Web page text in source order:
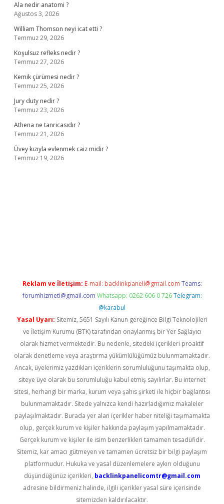
Ala nedir anatomi ?
Ağustos 3, 2026
William Thomson neyi icat etti ?
Temmuz 29, 2026
Koşulsuz refleks nedir ?
Temmuz 27, 2026
Kemik çürümesi nedir ?
Temmuz 25, 2026
Jury duty nedir ?
Temmuz 23, 2026
Athena ne tanricasıdır ?
Temmuz 21, 2026
Üvey kızıyla evlenmek caiz midir ?
Temmuz 19, 2026
Reklam ve İletişim: E-mail: backlinkpaneli@gmail.com Teams:
forumhizmeti@gmail.com Whatsapp: 0262 606 0 726 Telegram:
@karabul
Yasal Uyarı: Sitemiz, 5651 Sayılı Kanun gereğince Bilgi Teknolojileri
ve İletişim Kurumu (BTK) tarafından onaylanmış bir Yer Sağlayıcı
olarak hizmet vermektedir. Bu nedenle, sitedeki içerikleri proaktif
olarak denetleme veya araştırma yükümlülüğümüz bulunmamaktadır.
Ancak, üyelerimiz yazdıkları içeriklerin sorumluluğunu taşımakta olup,
siteye üye olarak bu sorumluluğu kabul etmiş sayılırlar. Bu internet
sitesi, herhangi bir marka, kurum veya şahıs şirketi ile hiçbir bağlantısı
bulunmamaktadır. Sitede yalnızca kendi hazırladığımız makaleler
paylaşılmaktadır. Burada yer alan içerikler haber niteliği taşımamakta
olup, gerçek kurum ve kişiler hakkında paylaşım yapılmamaktadır.
Gerçek kurum ve kişiler ile isim benzerlikleri tamamen tesadüfidir.
Sitemiz, kar amacı gütmeyen ve tamamen ücretsiz bir bilgi paylaşım
platformudur. Hukuka ve yasal düzenlemelere aykırı olduğunu
düşündüğünüz içerikleri, backlinkpanelicomtr@gmail.com
adresine bildirmeniz halinde, ilgili içerikler yasal süre içerisinde
sitemizden kaldırılacaktır.